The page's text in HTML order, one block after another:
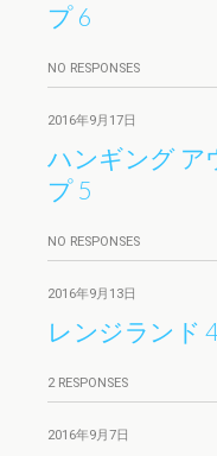
プ 6
NO RESPONSES
2016年9月17日
ハンギング ア
プ 5
NO RESPONSES
2016年9月13日
レンジランド
2 RESPONSES
2016年9月7日